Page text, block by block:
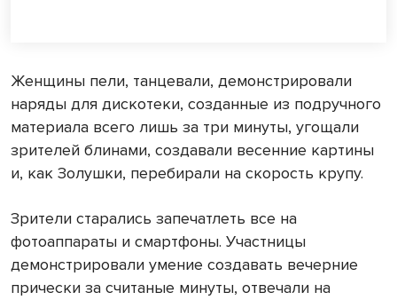
Женщины пели, танцевали, демонстрировали
наряды для дискотеки, созданные из подручного
материала всего лишь за три минуты, угощали
зрителей блинами, создавали весенние картины
и, как Золушки, перебирали на скорость крупу.
Зрители старались запечатлеть все на
фотоаппараты и смартфоны. Участницы
демонстрировали умение создавать вечерние
прически за считаные минуты, отвечали на